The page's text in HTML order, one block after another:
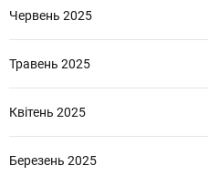
Червень 2025
Травень 2025
Квітень 2025
Березень 2025